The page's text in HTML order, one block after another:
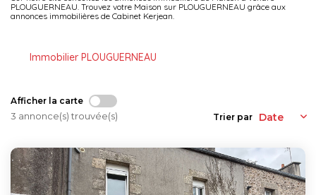
PLOUGUERNEAU. Trouvez votre Maison sur PLOUGUERNEAU grâce aux
annonces immobilières de Cabinet Kerjean.
Immobilier PLOUGUERNEAU
Afficher la carte
3 annonce(s) trouvée(s) Trier par